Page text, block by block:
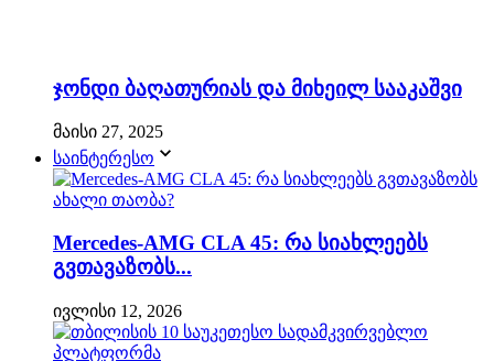
ჯონდი ბაღათურიას და მიხეილ სააკაშვი
მაისი 27, 2025
საინტერესო
Mercedes-AMG CLA 45: რა სიახლეებს
გვთავაზობს...
ივლისი 12, 2026